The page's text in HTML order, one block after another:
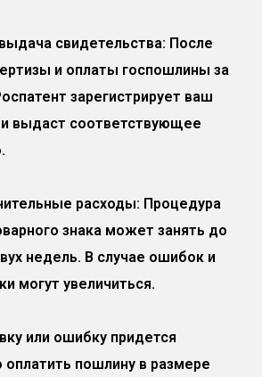
свидетельства: После
и оплаты госпошлины за
зарегистрирует ваш
выдаст соответствующее
расходы: Процедура
знака может занять до
недель. В случае ошибок и
могут увеличиться.
или ошибку придется
оплатить пошлину в размере